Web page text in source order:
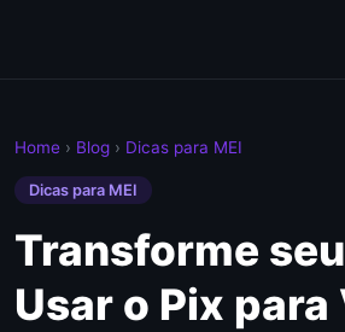
Home › Blog › Dicas para MEI
Dicas para MEI
Transforme
Usar o Pix